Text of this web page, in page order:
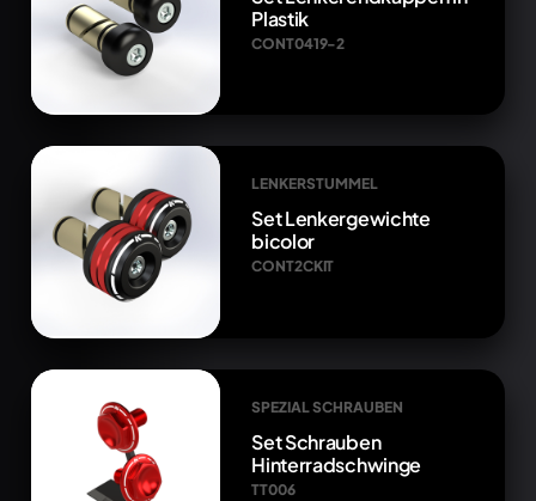
Plastik
CONT0419-2
LENKERSTUMMEL
Set Lenkergewichte
bicolor
CONT2CKIT
SPEZIAL SCHRAUBEN
Set Schrauben
Hinterradschwinge
TT006